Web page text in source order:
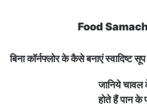
Food
बिना कॉर्नफ्लोर के कैसे बनाएं स्वादिष्ट सूप
जानिये चावल
होते हैं पान के